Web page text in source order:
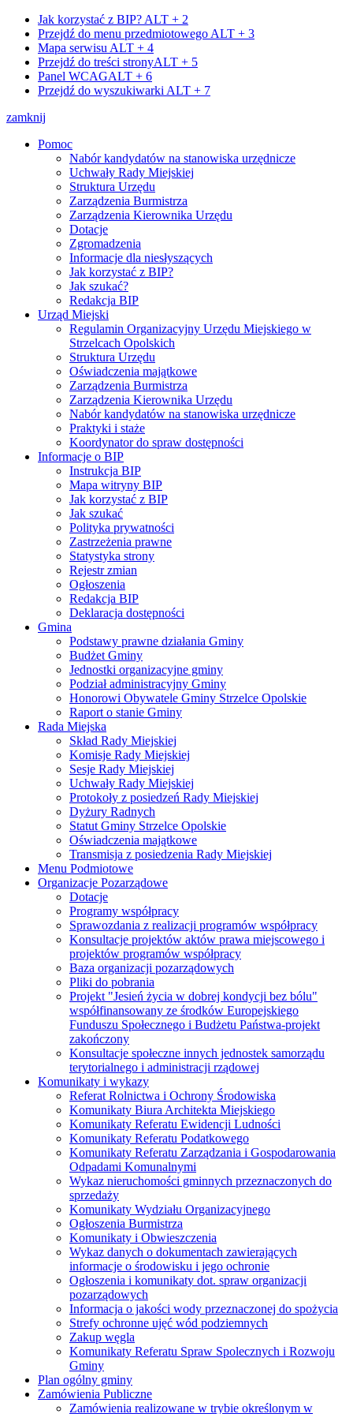
Jak korzystać z BIP? ALT + 2
Przejdź do menu przedmiotowego ALT + 3
Mapa serwisu ALT + 4
Przejdź do treści stronyALT + 5
Panel WCAGALT + 6
Przejdź do wyszukiwarki ALT + 7
zamknij
Pomoc
Nabór kandydatów na stanowiska urzędnicze
Uchwały Rady Miejskiej
Struktura Urzędu
Zarządzenia Burmistrza
Zarządzenia Kierownika Urzędu
Dotacje
Zgromadzenia
Informacje dla niesłyszących
Jak korzystać z BIP?
Jak szukać?
Redakcja BIP
Urząd Miejski
Regulamin Organizacyjny Urzędu Miejskiego w
Strzelcach Opolskich
Struktura Urzędu
Oświadczenia majątkowe
Zarządzenia Burmistrza
Zarządzenia Kierownika Urzędu
Nabór kandydatów na stanowiska urzędnicze
Praktyki i staże
Koordynator do spraw dostępności
Informacje o BIP
Instrukcja BIP
Mapa witryny BIP
Jak korzystać z BIP
Jak szukać
Polityka prywatności
Zastrzeżenia prawne
Statystyka strony
Rejestr zmian
Ogłoszenia
Redakcja BIP
Deklaracja dostępności
Gmina
Podstawy prawne działania Gminy
Budżet Gminy
Jednostki organizacyjne gminy
Podział administracyjny Gminy
Honorowi Obywatele Gminy Strzelce Opolskie
Raport o stanie Gminy
Rada Miejska
Skład Rady Miejskiej
Komisje Rady Miejskiej
Sesje Rady Miejskiej
Uchwały Rady Miejskiej
Protokoły z posiedzeń Rady Miejskiej
Dyżury Radnych
Statut Gminy Strzelce Opolskie
Oświadczenia majątkowe
Transmisja z posiedzenia Rady Miejskiej
Menu Podmiotowe
Organizacje Pozarządowe
Dotacje
Programy współpracy
Sprawozdania z realizacji programów współpracy
Konsultacje projektów aktów prawa miejscowego i
projektów programów współpracy
Baza organizacji pozarządowych
Pliki do pobrania
Projekt "Jesień życia w dobrej kondycji bez bólu"
współfinansowany ze środków Europejskiego
Funduszu Społecznego i Budżetu Państwa-projekt
zakończony
Konsultacje społeczne innych jednostek samorządu
terytorialnego i administracji rządowej
Komunikaty i wykazy
Referat Rolnictwa i Ochrony Środowiska
Komunikaty Biura Architekta Miejskiego
Komunikaty Referatu Ewidencji Ludności
Komunikaty Referatu Podatkowego
Komunikaty Referatu Zarządzania i Gospodarowania
Odpadami Komunalnymi
Wykaz nieruchomości gminnych przeznaczonych do
sprzedaży
Komunikaty Wydziału Organizacyjnego
Ogłoszenia Burmistrza
Komunikaty i Obwieszczenia
Wykaz danych o dokumentach zawierających
informacje o środowisku i jego ochronie
Ogłoszenia i komunikaty dot. spraw organizacji
pozarządowych
Informacja o jakości wody przeznaczonej do spożycia
Strefy ochronne ujęć wód podziemnych
Zakup węgla
Komunikaty Referatu Spraw Spolecznych i Rozwoju
Gminy
Plan ogólny gminy
Zamówienia Publiczne
Zamówienia realizowane w trybie określonym w